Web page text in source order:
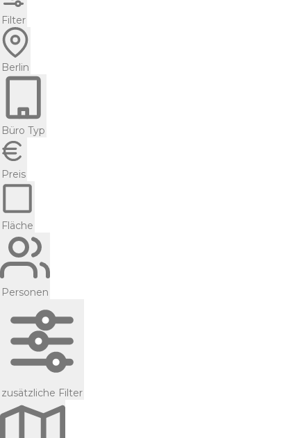
Filter
Berlin
Büro Typ
Preis
Fläche
Personen
zusätzliche Filter